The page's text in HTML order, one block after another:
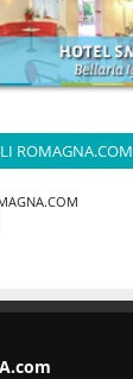
ROMAGNA.COM